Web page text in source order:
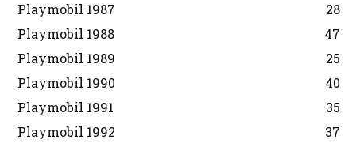
Playmobil 1987
28
Playmobil 1988
47
Playmobil 1989
25
Playmobil 1990
40
Playmobil 1991
35
Playmobil 1992
37